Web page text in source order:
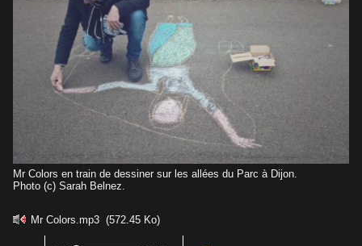
Mr Colors en train de dessiner sur les allées du Parc à Dijon.
Photo (c) Sarah Belnez.
Mr Colors.mp3 (572.45 Ko)